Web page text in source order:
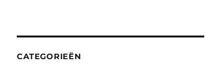
CATEGORIEËN